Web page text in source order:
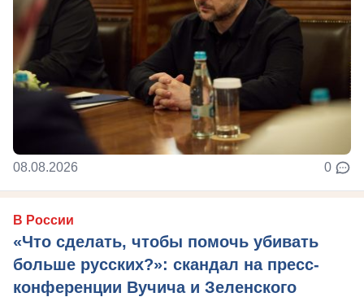
08.08.2026 0
В России
«Что сделать, чтобы помочь убивать
больше русских?»: скандал на пресс-
конференции Вучича и Зеленского